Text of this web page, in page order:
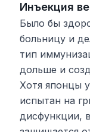
Инъекция
Было бы
больницу и
тип
дольше и
Хотя японцы
испытан на
дисфункции,